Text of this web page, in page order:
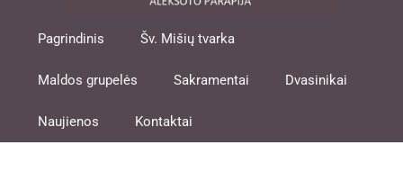
Pagrindinis Šv. Mišių tvarka
Maldos grupelės Sakramentai Dvasinikai
Naujienos Kontaktai